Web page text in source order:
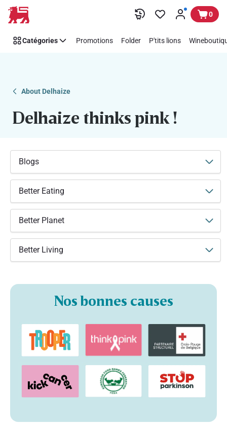
Passer
Soutenez
facilement
Pink
0
Catégories Promotions Folder P'tits lions
About Delhaize
Delhaize thinks pink !
Blogs
Better Eating
Better Planet
Better Living
Nos bonnes causes